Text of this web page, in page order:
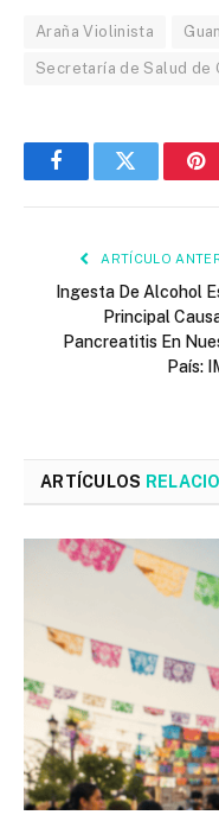
Araña Violinista
Secretaría de Salud de
FacebookTwitter
ARTÍCULO
Ingesta De Alcohol
Principal
Pancreatitis En
País:
ARTÍCULOS